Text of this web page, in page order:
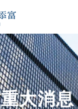
重大消息